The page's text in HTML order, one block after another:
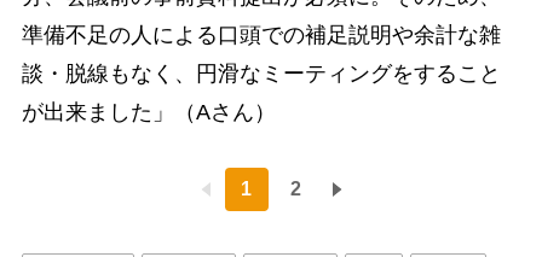
準備不足の人による口頭での補足説明や余計な雑
談・脱線もなく、円滑なミーティングをすること
が出来ました」（Aさん）
1 2